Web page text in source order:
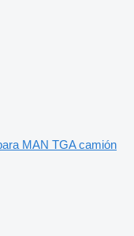
MAN TGA camión